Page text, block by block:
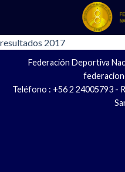
content
resultados 2017
Federación Deportiva
Teléfono : +56 2 24005793 -